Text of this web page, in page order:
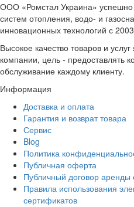
ООО «Ромстал Украина»
систем отопления, водо- и
инновационных технологий с
Высокое качество товаров и
компании, цель - предоставлять
обслуживание каждому клиенту.
Информация
Доставка и оплата
Гарантия и возврат товара
Сервис
Blog
Политика
Публичная оферта
Публичный договор аренды
Правила использования
сертификатов